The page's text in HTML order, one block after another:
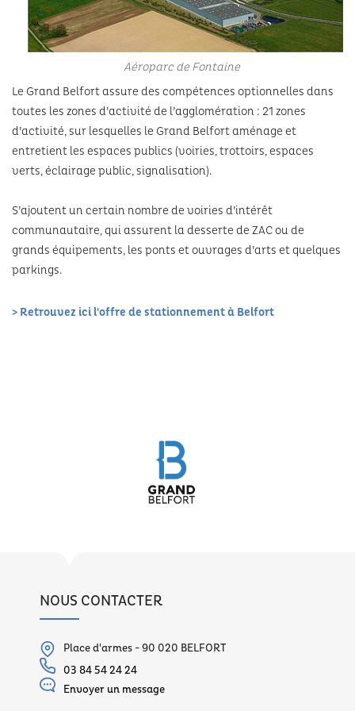
Festivals
Aéroparc de Fontaine
Le Grand Belfort assure des compétences optionnelles dans
toutes les zones d’activité de l’agglomération : 21 zones
d’activité, sur lesquelles le Grand Belfort aménage et
entretient les espaces publics (voiries, trottoirs, espaces
verts, éclairage public, signalisation).
S’ajoutent un certain nombre de voiries d’intérêt
communautaire, qui assurent la desserte de ZAC ou de
grands équipements, les ponts et ouvrages d’arts et quelques
parkings.
> Retrouvez ici l'offre de stationnement à Belfort
NOUS CONTACTER
Place d'armes - 90 020 BELFORT
03 84 54 24 24
Envoyer un message